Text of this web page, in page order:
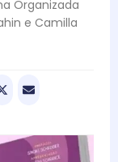
Organizada
e Camilla